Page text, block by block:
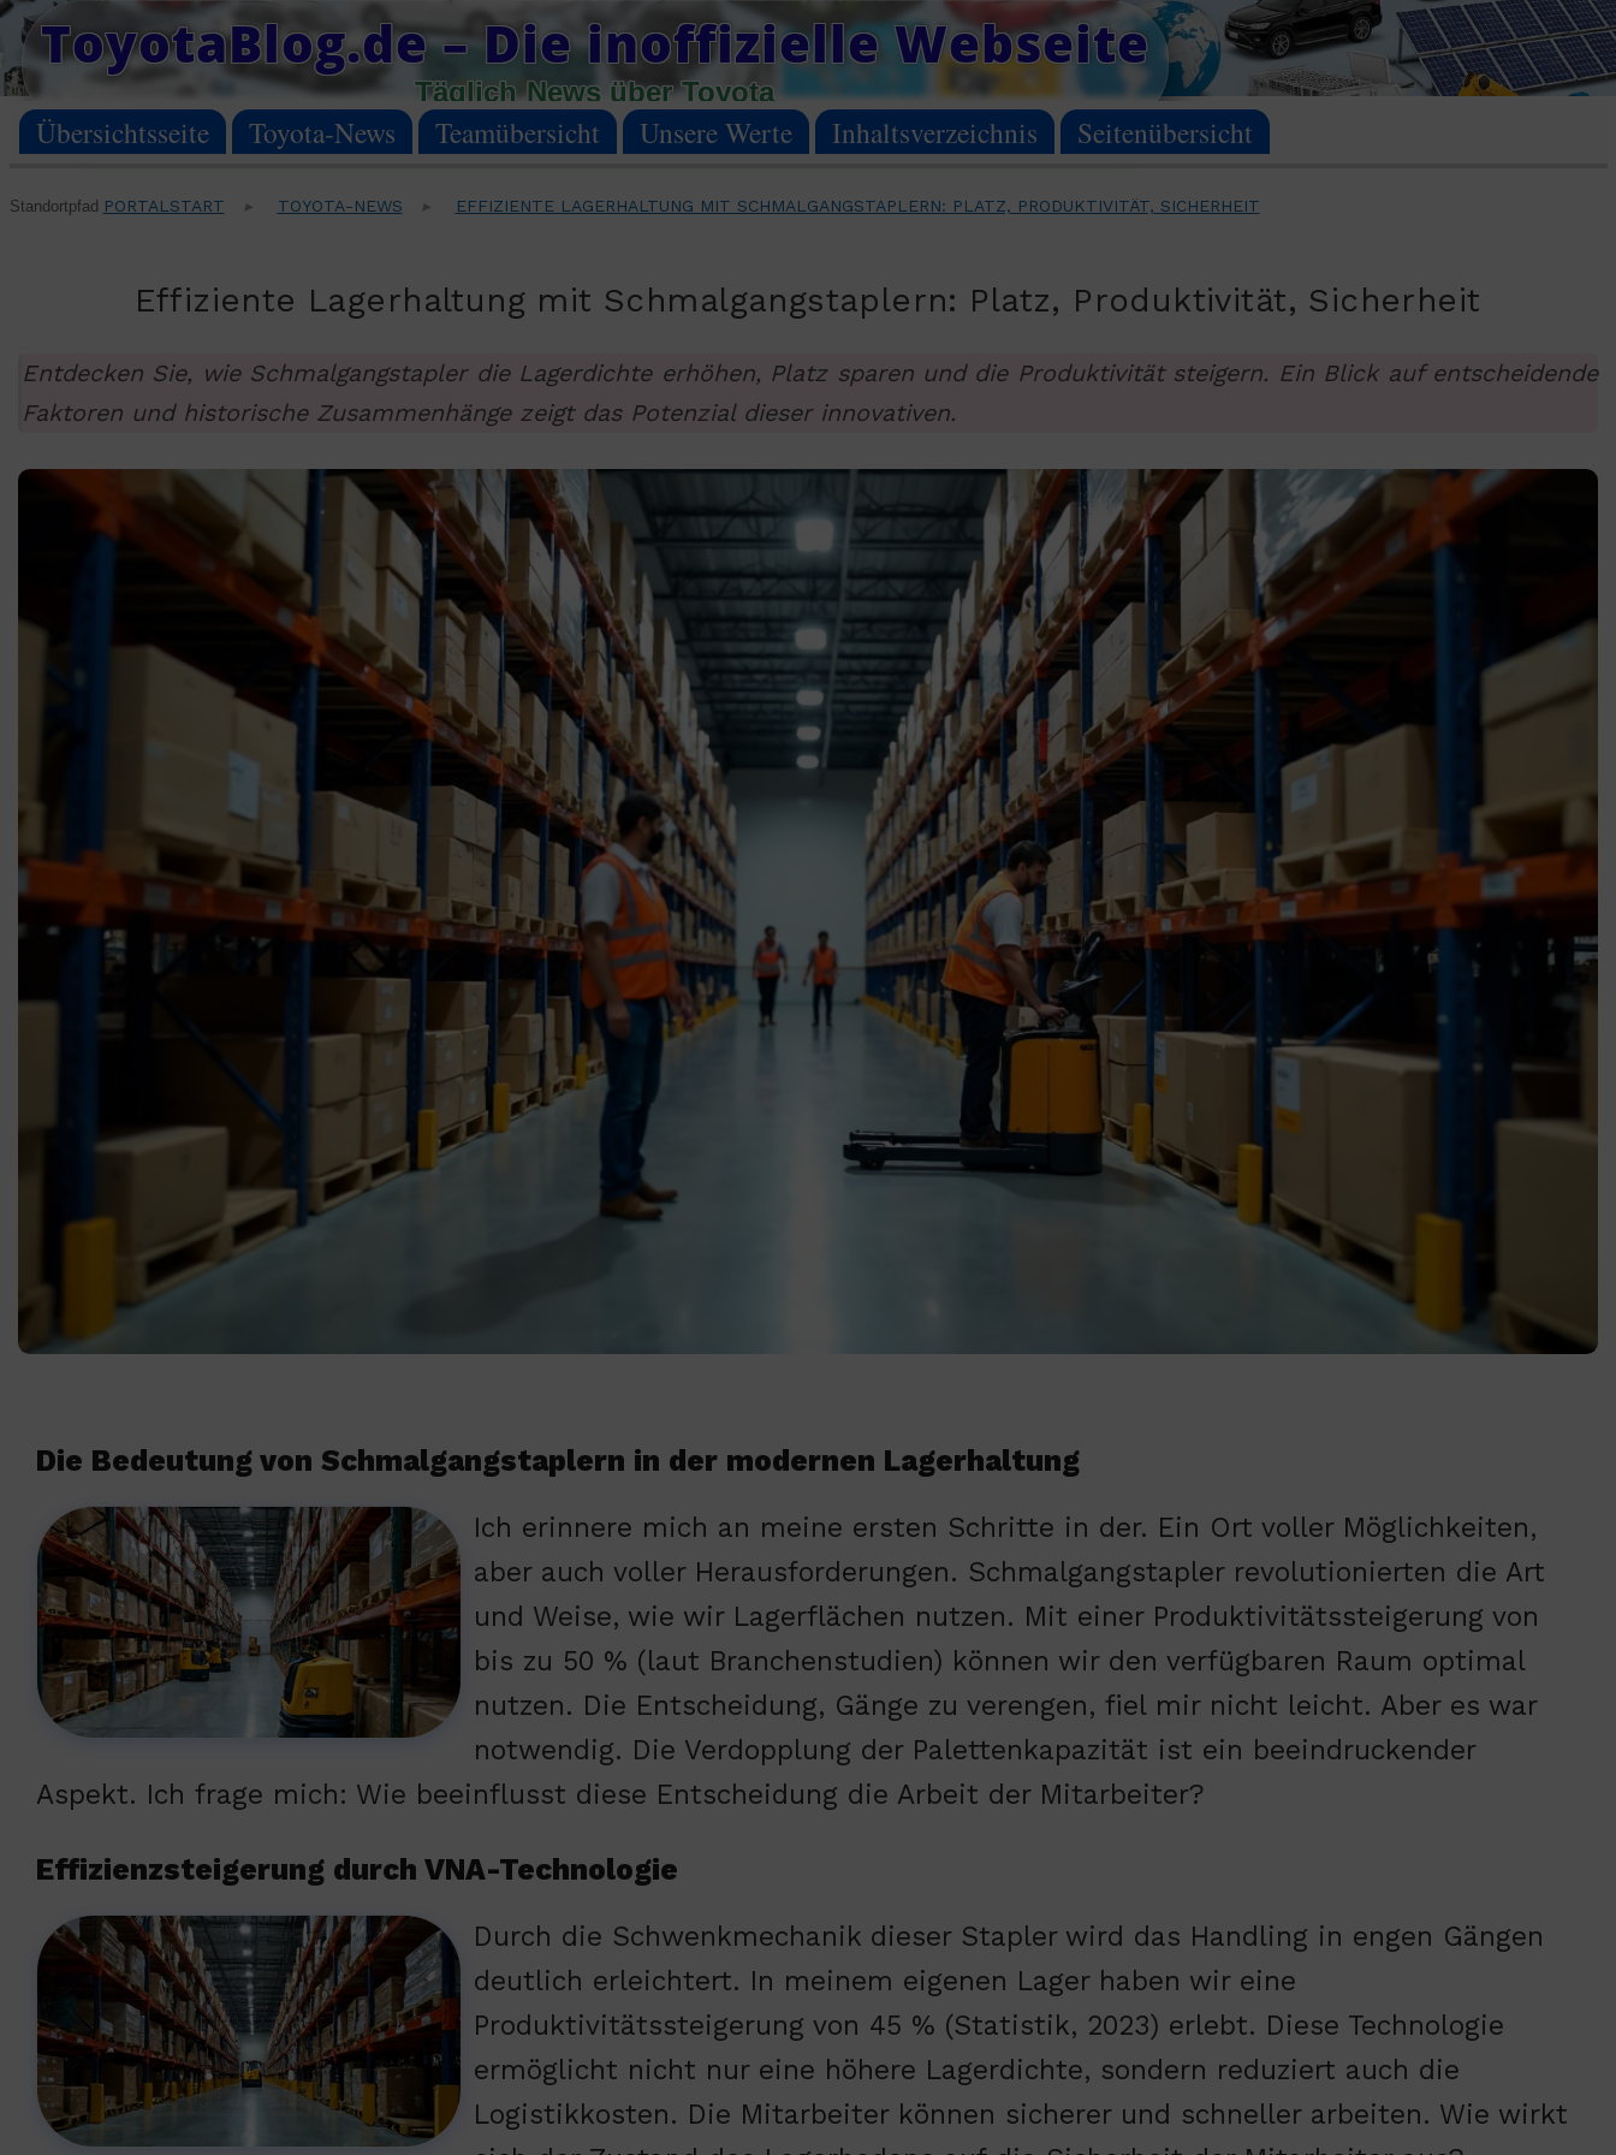
Skip
content
ToyotaBlog.de – Die inoffizielle Webseite
Täglich News über Toyota
Übersichtsseite Toyota-News Teamübersicht Unsere Werte Inhaltsverzeichnis Seitenübersicht
Standortpfad PORTALSTART ▸ TOYOTA-NEWS ▸ EFFIZIENTE LAGERHALTUNG MIT SCHMALGANGSTAPLERN: PLATZ, PRODUKTIVITÄT, SICHERHEIT
Effiziente Lagerhaltung mit Schmalgangstaplern: Platz, Produktivität, Sicherheit
Entdecken Sie, wie Schmalgangstapler die Lagerdichte erhöhen, Platz sparen und die Produktivität steigern. Ein Blick auf entscheidende
Faktoren und historische Zusammenhänge zeigt das Potenzial dieser innovativen.
Die Bedeutung von Schmalgangstaplern in der modernen Lagerhaltung
Ich erinnere mich an meine ersten Schritte in der. Ein Ort voller Möglichkeiten,
aber auch voller Herausforderungen. Schmalgangstapler revolutionierten die Art
und Weise, wie wir Lagerflächen nutzen. Mit einer Produktivitätssteigerung von
bis zu 50 % (laut Branchenstudien) können wir den verfügbaren Raum optimal
nutzen. Die Entscheidung, Gänge zu verengen, fiel mir nicht leicht. Aber es war
notwendig. Die Verdopplung der Palettenkapazität ist ein beeindruckender
Aspekt. Ich frage mich: Wie beeinflusst diese Entscheidung die Arbeit der Mitarbeiter?
Effizienzsteigerung durch VNA-Technologie
Durch die Schwenkmechanik dieser Stapler wird das Handling in engen Gängen
deutlich erleichtert. In meinem eigenen Lager haben wir eine
Produktivitätssteigerung von 45 % (Statistik, 2023) erlebt. Diese Technologie
ermöglicht nicht nur eine höhere Lagerdichte, sondern reduziert auch die
Logistikkosten. Die Mitarbeiter können sicherer und schneller arbeiten. Wie wirkt